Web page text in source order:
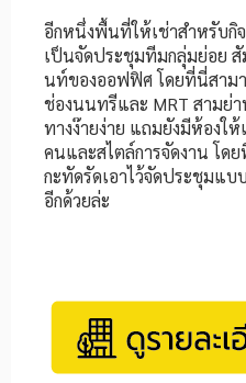
อีกหนึ่งพื้นที่ให้เช่าสำหรับกิจ
เป็นจัดประชุมทีมกลุ่มย่อย สั
นท์ของออฟฟิศ โดยที่นี่สามา
ช่องนนทรีและ MRT สามย่
ทางง๊ายง่าย แถมยังมีห้องใ
คนและสไตล์การจัดงาน โด
กะทัดรัดเอาไว้จัดประชุมแ
อีกด้วยล่ะ